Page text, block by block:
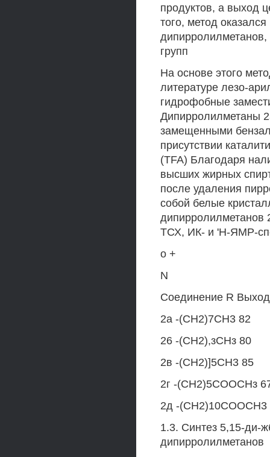
продуктов, а выход
того, метод
групп
На основе этого
литературе лезо-
гидрофобные
Дипирролилметаны
замещенными
присутствии
(TFA) Благодаря
высших жирных
после удаления
собой белые
ТСХ, ИК- и 'Н-ЯМР-
о +
N
Соединение R
2а -(СН2)7СН3 82
26 -(СН2),зСНз 80
2в -(СН2)]5СН3 85
2г -(СН2)5СООСНз
2д -(СН2)10СООСН3
1.3. Синтез 5,15-ди-
дипирролилметанов